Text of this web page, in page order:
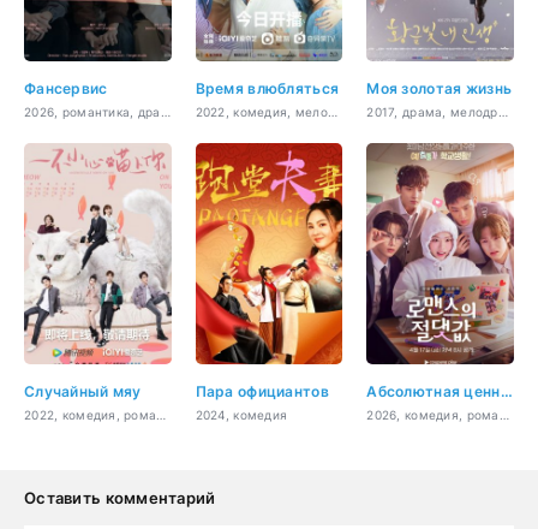
Фансервис Время влюбляться
2022, комедия, мелодрама, романтика
Моя золотая жизнь
Случайный мяу Пара официантов
2024, комедия
Абсолютная ценность романтики
Оставить комментарий